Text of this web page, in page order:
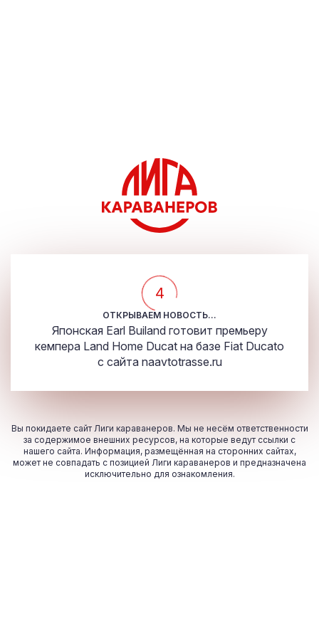
4
ОТКРЫВАЕМ НОВОСТЬ...
Японская Earl Builand готовит премьеру
кемпера Land Home Ducat на базе Fiat Ducato
с сайта naavtotrasse.ru
Вы покидаете сайт Лиги караванеров. Мы не несём ответственности
за содержимое внешних ресурсов, на которые ведут ссылки с
нашего сайта. Информация, размещённая на сторонних сайтах,
может не совпадать с позицией Лиги караванеров и предназначена
исключительно для ознакомления.